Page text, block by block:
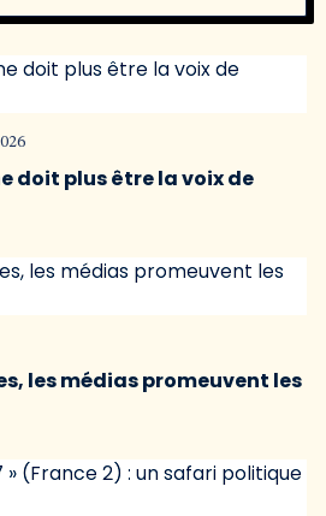
doit plus être la voix de
les médias promeuvent les